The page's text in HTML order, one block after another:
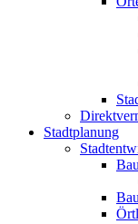
Stadtplanung